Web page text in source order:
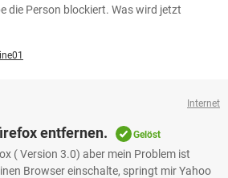
die Person blockiert. Was wird jetzt
Internet
entfernen. Gelöst
( Version 3.0) aber mein Problem ist
Browser einschalte, springt mir Yahoo